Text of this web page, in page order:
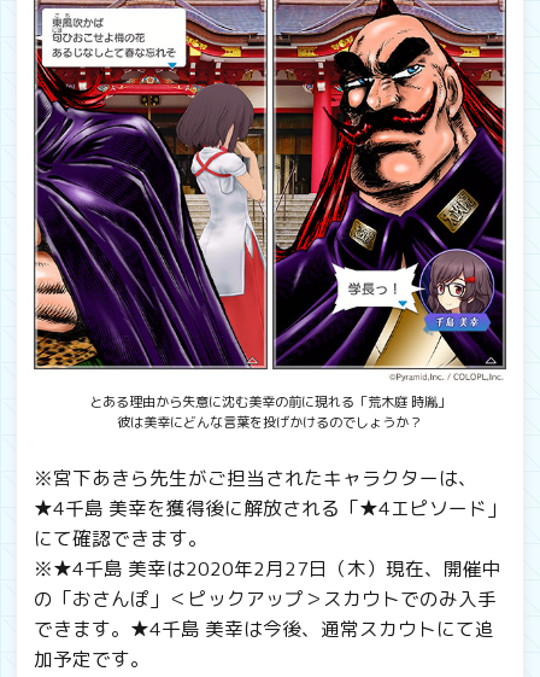
とある理由から失意に沈む美幸の前に現れる「荒木庭 時胤」
彼は美幸にどんな言葉を投げかけるのでしょうか？
※宮下あきら先生がご担当されたキャラクターは、
★4千島 美幸を獲得後に解放される「★4エピソード」
にて確認できます。
※★4千島 美幸は2020年2月27日（木）現在、開催中
の「おさんぽ」＜ピックアップ＞スカウトでのみ入手
できます。★4千島 美幸は今後、通常スカウトにて追
加予定です。